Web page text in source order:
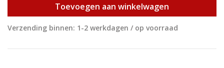
Toevoegen aan winkelwagen
Verzending binnen: 1-2 werkdagen / op voorraad